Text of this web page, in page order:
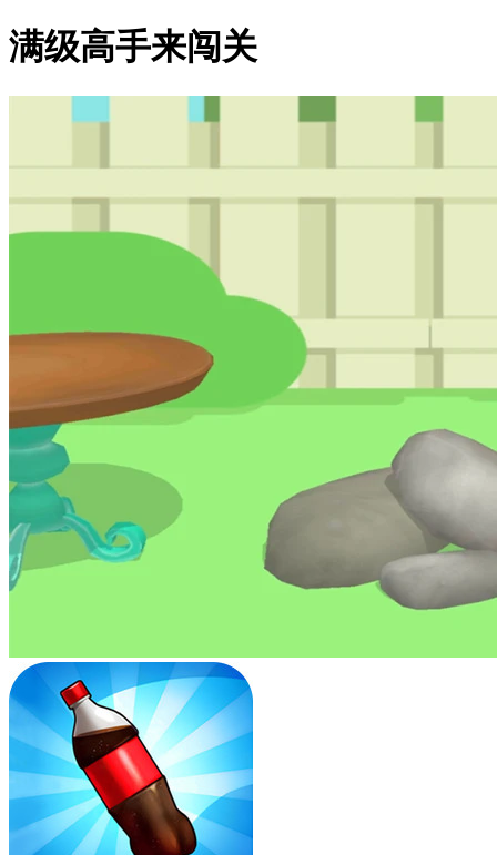
满级高手来闯关